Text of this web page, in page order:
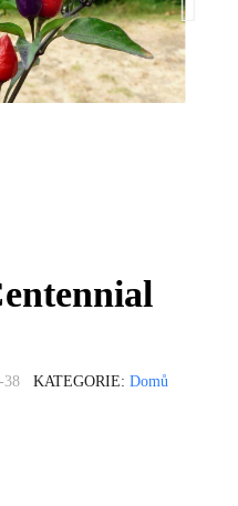
38 KATEGORIE Domů